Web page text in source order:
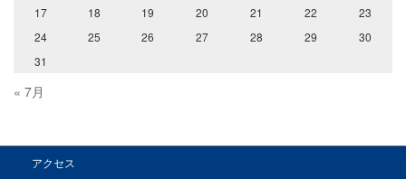
17
18 19 20 21 22
23
24
25 26 27 28 29
30
31
« 7月
アクセス